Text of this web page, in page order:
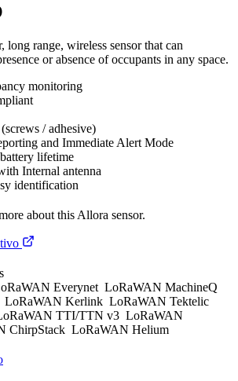
range, wireless sensor that can
or absence of occupants in any space.
monitoring
/ adhesive)
and Immediate Alert Mode
lifetime
Internal antenna
identification
about this Allora sensor.
Everynet LoRaWAN MachineQ
LoRaWAN Kerlink LoRaWAN Tektelic
TTI/TTN v3 LoRaWAN
ChirpStack LoRaWAN Helium